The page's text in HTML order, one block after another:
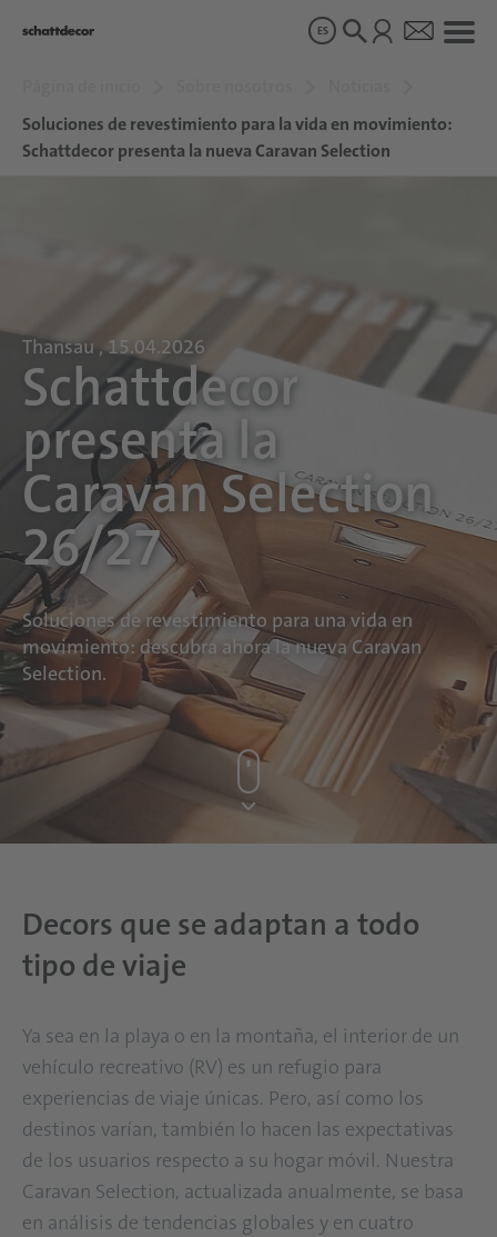
Diseños
Sostenibilidad
ES
Soluciones de revestimiento para la vida en movimiento:
Schattdecor presenta la nueva Caravan Selection
Thansau , 15.04.2026
Schattdecor
presenta la
Caravan Selection
26/27
Soluciones de revestimiento para una vida en
movimiento: descubra ahora la nueva Caravan
Selection.
Decors que se adaptan a todo
tipo de viaje
Ya sea en la playa o en la montaña, el interior de un
vehículo recreativo (RV) es un refugio para
experiencias de viaje únicas. Pero, así como los
destinos varían, también lo hacen las expectativas
de los usuarios respecto a su hogar móvil. Nuestra
Caravan Selection, actualizada anualmente, se basa
en análisis de tendencias globales y en cuatro